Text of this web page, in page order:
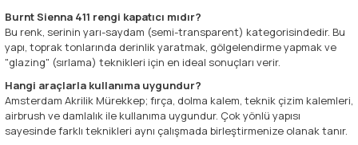
Burnt Sienna 411 rengi kapatıcı mıdır?
Bu renk, serinin yarı-saydam (semi-transparent) kategorisindedir. Bu
yapı, toprak tonlarında derinlik yaratmak, gölgelendirme yapmak ve
"glazing" (sırlama) teknikleri için en ideal sonuçları verir.
Hangi araçlarla kullanıma uygundur?
Amsterdam Akrilik Mürekkep; fırça, dolma kalem, teknik çizim kalemleri,
airbrush ve damlalık ile kullanıma uygundur. Çok yönlü yapısı
sayesinde farklı teknikleri aynı çalışmada birleştirmenize olanak tanır.